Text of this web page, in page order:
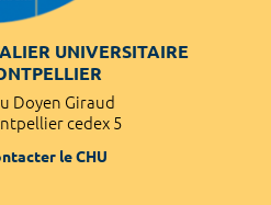
UNIVERSITAIRE
Doyen Giraud
cedex 5
le CHU